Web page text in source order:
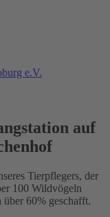
auf
Tierpflegers, der
100 Wildvögeln
über 60% geschafft.